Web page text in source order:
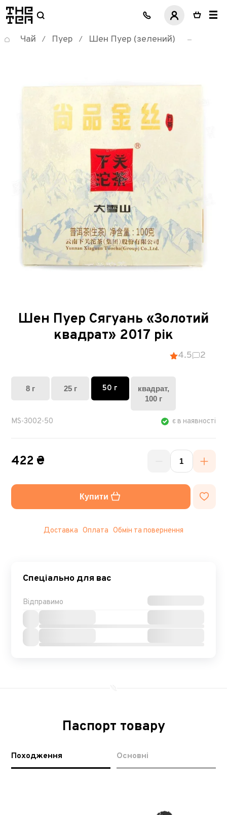
логотип
Чай / Пуер / Шен Пуер (зелений)
Шен Пуер Сягуань «Золотий
квадрат» 2017 рік
4.5 2
8 г 25 г 50 г
квадрат,
100 г
MS-3002-50 є в наявності
422 ₴
Купити
Доставка Оплата Обмін та повернення
Спеціально для вас
Відправимо
Паспорт товару
Походження Основні